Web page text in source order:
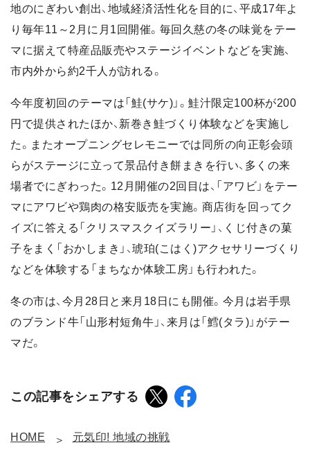
地のにぎわい創出、地域経済活性化を目的に、平成17年よ
り毎年11～2月に月1回開催。毎回久慈の冬の味覚をテー
マに据えて特産品販売やステージイベントなどを実施、
市内外から約2千人が訪れる。
今年度初回のテーマは「鮭(サケ)」。鮭汁限定100杯が200
円で提供されたほか、新巻き鮭づくり体験などを実施し
た。またオープニングセレモニーでは同所の向正彰会頭
らがステージに立って景品付き餅まきを行い、多くの来
場者でにぎわった。12月開催の2回目は、「アワビ」をテー
マにアワビや鶏肉の格安販売を実施。商店街を回ってク
イズに答える「クリスマスクイズラリー」、くじ付きの菓
子をまく「おかしまき」、琥珀(こはく)アクセサリーづくり
などを体験する「まちなか体験工房」も行われた。
冬の市は、今月28日と来月18日にも開催。今月は岩手県
のブランド牛「山形村短角牛」、来月は「鱈(タラ)」がテー
マだ。
この記事をシェアする
HOME 元気印! 地域の挑戦